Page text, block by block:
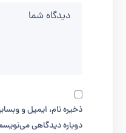
ذخیره نام، ایمیل و
دوباره دیدگاهی